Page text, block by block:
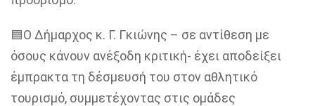
🟦Ο Δήμαρχος κ. Γ. Γκιώνης – σε αντίθεση με
όσους κάνουν ανέξοδη κριτική- έχει αποδείξει
έμπρακτα τη δέσμευσή του στον αθλητικό
τουρισμό, συμμετέχοντας στις ομάδες